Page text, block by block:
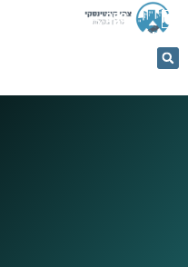
053-
5366884